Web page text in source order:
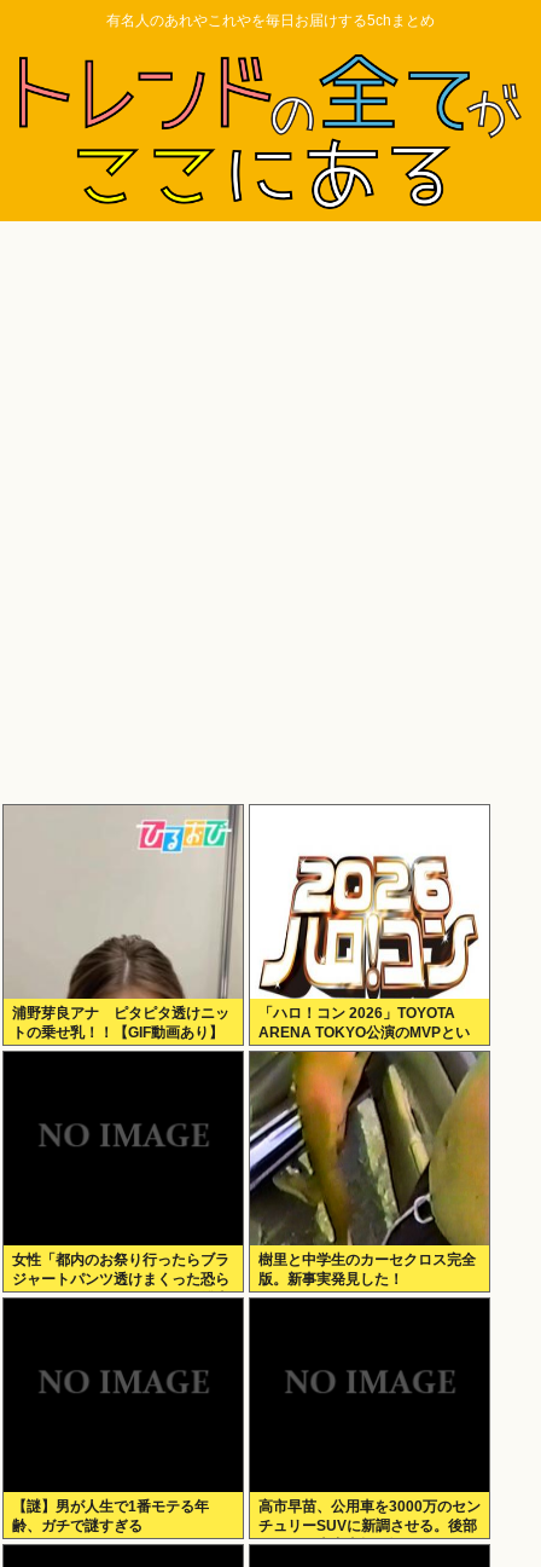
有名人のあれやこれやを毎日お届けする5chまとめ
浦野芽良アナ ピタピタ透けニッ
トの乗せ乳！！【GIF動画あり】
「ハロ！コン 2026」TOYOTA
ARENA TOKYO公演のMVPとい
えば？
女性「都内のお祭り行ったらブラ
ジャートパンツ透けまくった恐ら
くSHEINで買ったペラペラの浴衣
樹里と中学生のカーセクロス完全
版。新事実発見した！
【謎】男が人生で1番モテる年
齢、ガチで謎すぎる
高市早苗、公用車を3000万のセン
チュリーSUVに新調させる。後部
ガラスは車中喫煙を撮らせないた